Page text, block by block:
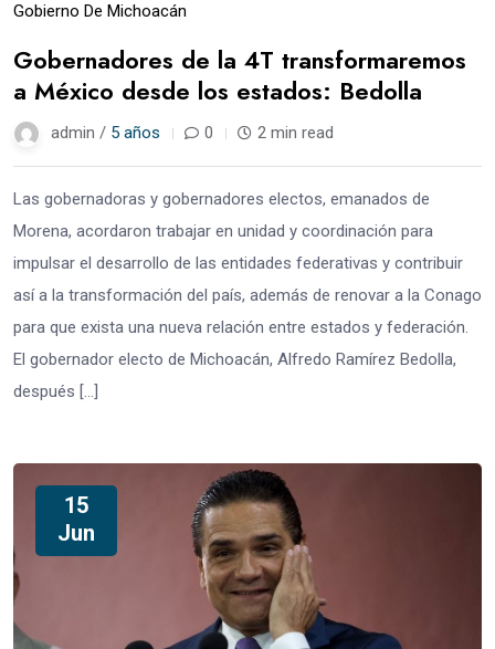
Gobierno De Michoacán
Gobernadores de la 4T transformaremos
a México desde los estados: Bedolla
admin / 5 años 0 2 min read
Las gobernadoras y gobernadores electos, emanados de
Morena, acordaron trabajar en unidad y coordinación para
impulsar el desarrollo de las entidades federativas y contribuir
así a la transformación del país, además de renovar a la Conago
para que exista una nueva relación entre estados y federación.
El gobernador electo de Michoacán, Alfredo Ramírez Bedolla,
después […]
15
Jun